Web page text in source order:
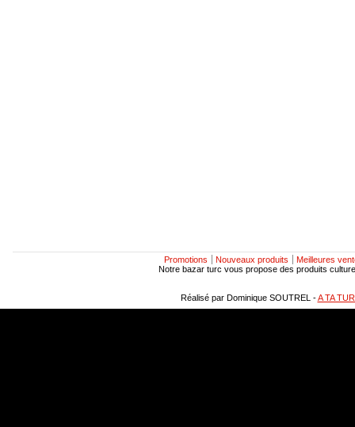
Promotions Nouveaux produits
Meilleures
Notre bazar turc vous propose des produits
Réalisé par Dominique SOUTREL -A TA